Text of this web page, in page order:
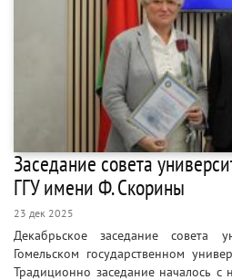
Заседание совета
ГГУ имени Ф. Скорины
23 дек 2025
Декабрьское заседание совета
Гомельском государственном
Традиционно заседание началось с